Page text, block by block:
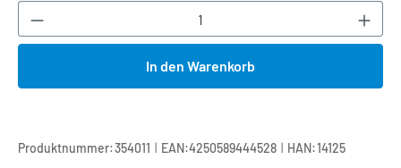
Produkt Anzahl: Gib den gewünschten
In den Warenkorb
Produktnummer:354011 | EAN:4250589444528 | HAN:14125